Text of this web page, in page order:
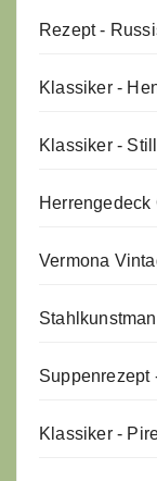
Rezept -
Klassiker -
Klassiker -
Herrengedeck
Vermona
Suppenrezept
Klassiker -